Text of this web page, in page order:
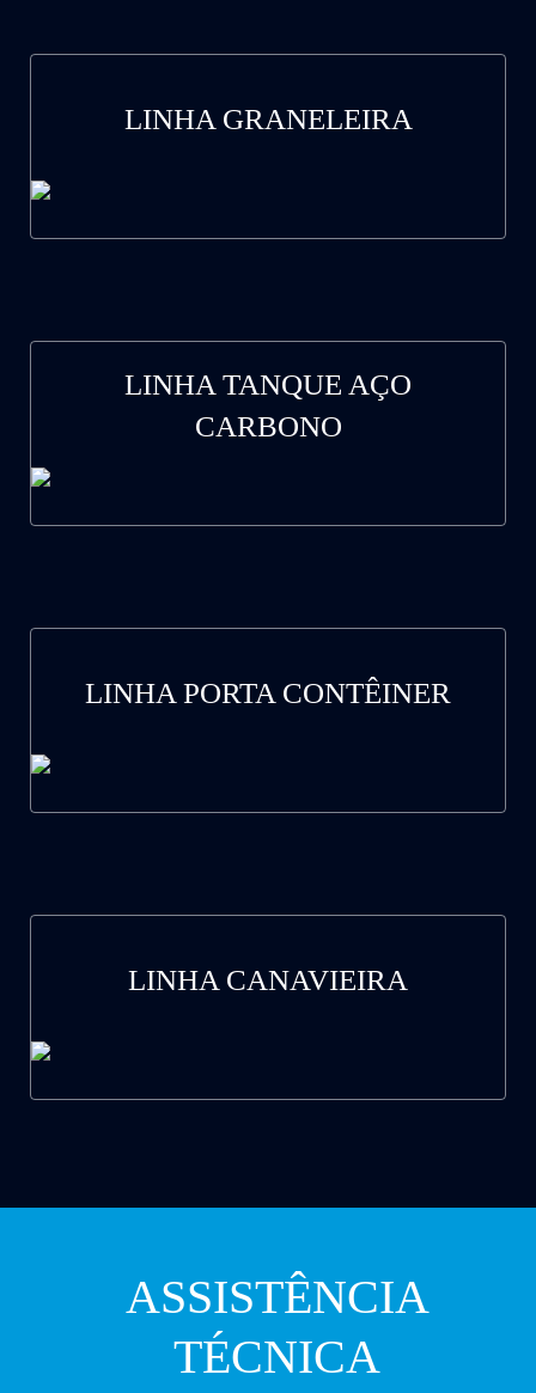
LINHA GRANELEIRA
LINHA TANQUE AÇO
CARBONO
LINHA PORTA CONTÊINER
LINHA CANAVIEIRA
ASSISTÊNCIA
TÉCNICA